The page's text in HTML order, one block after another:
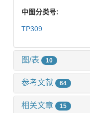
中图分类号:
TP309
图/表 10
参考文献 64
相关文章 15